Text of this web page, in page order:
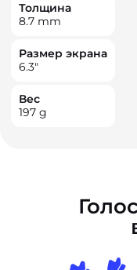
Толщина
8.7 mm
Размер экрана
6.3"
Вес
197 g